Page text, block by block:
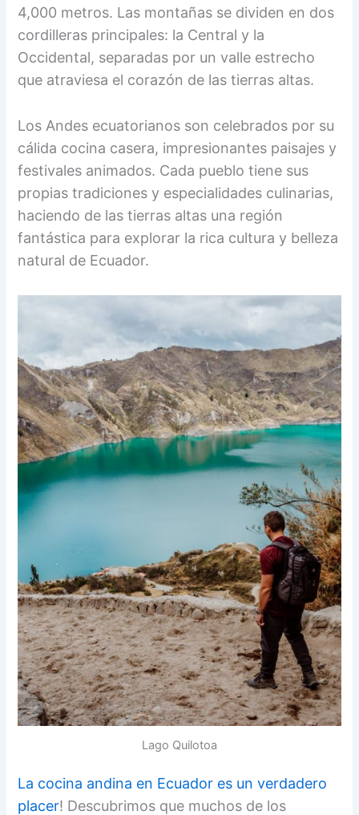
4,000 metros. Las montañas se dividen en dos
cordilleras principales: la Central y la
Occidental, separadas por un valle estrecho
que atraviesa el corazón de las tierras altas.
Los Andes ecuatorianos son celebrados por su
cálida cocina casera, impresionantes paisajes y
festivales animados. Cada pueblo tiene sus
propias tradiciones y especialidades culinarias,
haciendo de las tierras altas una región
fantástica para explorar la rica cultura y belleza
natural de Ecuador.
Lago Quilotoa
La cocina andina en Ecuador es un verdadero
placer! Descubrimos que muchos de los